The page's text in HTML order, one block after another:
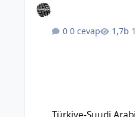
0 cevap